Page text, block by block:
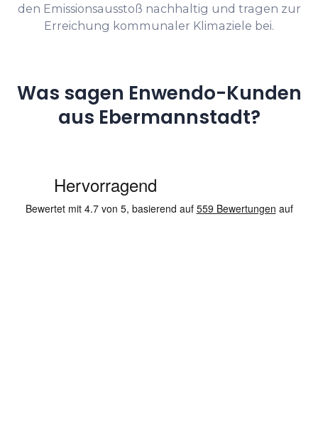
den Emissionsausstoß nachhaltig und tragen zur
Erreichung kommunaler Klimaziele bei.
Was sagen Enwendo-Kunden
aus Ebermannstadt?